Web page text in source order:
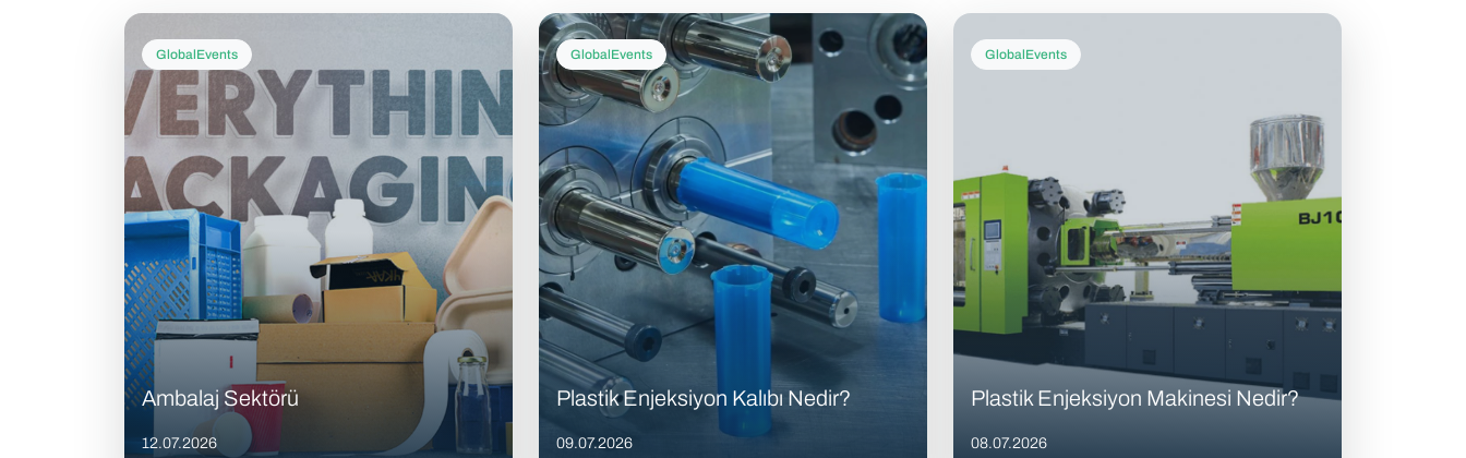
GlobalEvents
Ambalaj Sektörü
12.07.2026
GlobalEvents
Plastik Enjeksiyon Kalıbı Nedir?
09.07.2026
GlobalEvents
Plastik Enjeksiyon Makinesi Nedir?
08.07.2026